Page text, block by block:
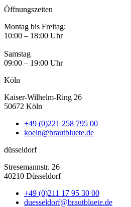
Öffnungszeiten
Montag bis Freitag:
10:00 – 18:00 Uhr
Samstag
09:00 – 19:00 Uhr
Köln
Kaiser-Wilhelm-Ring 26
50672 Köln
+49 (0)221 258 795 00
koeln@brautbluete.de
düsseldorf
Stresemannstr. 26
40210 Düsseldorf
+49 (0)211 17 95 30 00
duesseldorf@brautbluete.de